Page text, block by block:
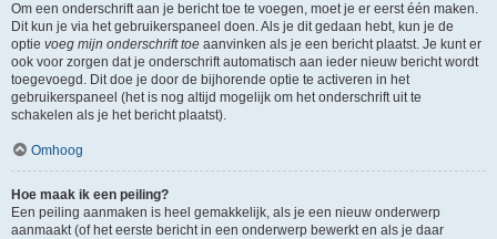
Om een onderschrift aan je bericht toe te voegen, moet je er eerst één maken.
Dit kun je via het gebruikerspaneel doen. Als je dit gedaan hebt, kun je de
optie voeg mijn onderschrift toe aanvinken als je een bericht plaatst. Je kunt er
ook voor zorgen dat je onderschrift automatisch aan ieder nieuw bericht wordt
toegevoegd. Dit doe je door de bijhorende optie te activeren in het
gebruikerspaneel (het is nog altijd mogelijk om het onderschrift uit te
schakelen als je het bericht plaatst).
Omhoog
Hoe maak ik een peiling?
Een peiling aanmaken is heel gemakkelijk, als je een nieuw onderwerp
aanmaakt (of het eerste bericht in een onderwerp bewerkt en als je daar